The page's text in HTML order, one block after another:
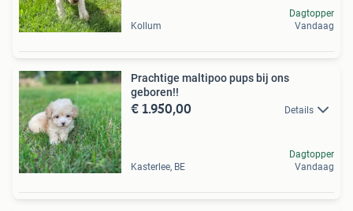
Kollum
Dagtopper
Vandaag
Prachtige maltipoo pups bij ons
geboren!!
€ 1.950,00 Details
Kasterlee, BE
Dagtopper
Vandaag